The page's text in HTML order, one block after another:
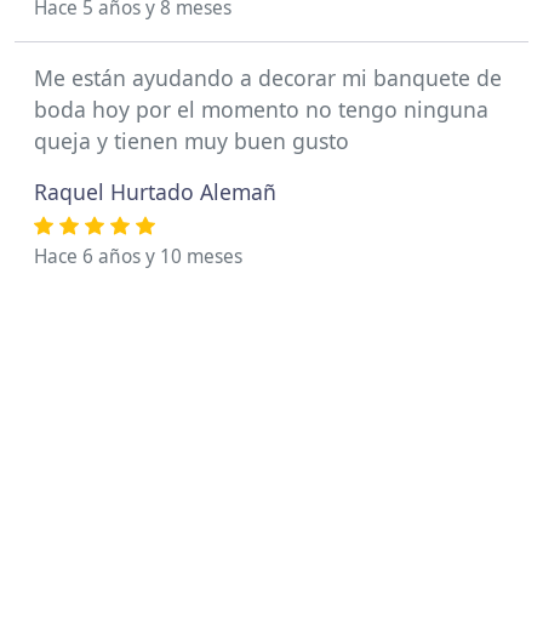
Hace 5 años y 8 meses
Me están ayudando a decorar mi banquete de
boda hoy por el momento no tengo ninguna
queja y tienen muy buen gusto
Raquel Hurtado Alemañ
Hace 6 años y 10 meses